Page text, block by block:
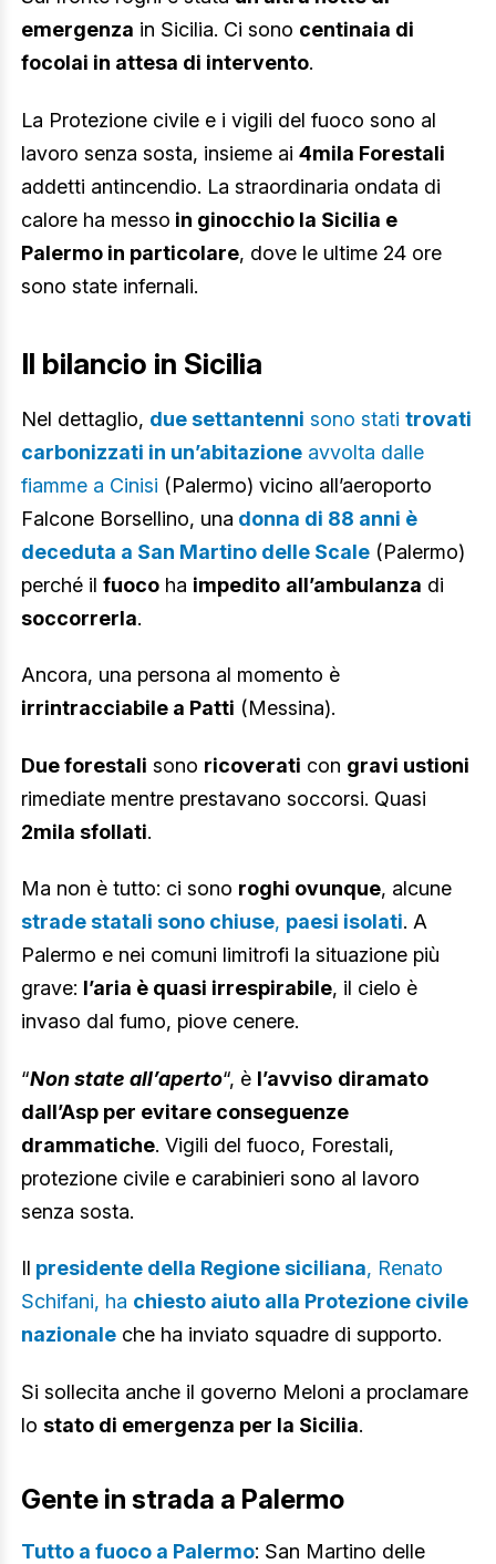
emergenza in Sicilia. Ci sono centinaia di
focolai in attesa di intervento.
La Protezione civile e i vigili del fuoco sono al
lavoro senza sosta, insieme ai 4mila Forestali
addetti antincendio. La straordinaria ondata di
calore ha messo in ginocchio la Sicilia e
Palermo in particolare, dove le ultime 24 ore
sono state infernali.
Il bilancio in Sicilia
Nel dettaglio, due settantenni sono stati trovati
carbonizzati in un’abitazione avvolta dalle
fiamme a Cinisi (Palermo) vicino all’aeroporto
Falcone Borsellino, una donna di 88 anni è
deceduta a San Martino delle Scale (Palermo)
perché il fuoco ha impedito all’ambulanza di
soccorrerla.
Ancora, una persona al momento è
irrintracciabile a Patti (Messina).
Due forestali sono ricoverati con gravi ustioni
rimediate mentre prestavano soccorsi. Quasi
2mila sfollati.
Ma non è tutto: ci sono roghi ovunque, alcune
strade statali sono chiuse, paesi isolati. A
Palermo e nei comuni limitrofi la situazione più
grave: l’aria è quasi irrespirabile, il cielo è
invaso dal fumo, piove cenere.
“Non state all’aperto“, è l’avviso diramato
dall’Asp per evitare conseguenze
drammatiche. Vigili del fuoco, Forestali,
protezione civile e carabinieri sono al lavoro
senza sosta.
Il presidente della Regione siciliana, Renato
Schifani, ha chiesto aiuto alla Protezione civile
nazionale che ha inviato squadre di supporto.
Si sollecita anche il governo Meloni a proclamare
lo stato di emergenza per la Sicilia.
Gente in strada a Palermo
Tutto a fuoco a Palermo: San Martino delle